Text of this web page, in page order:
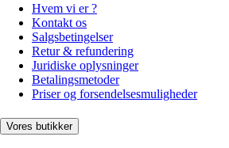
Hvem vi er ?
Kontakt os
Salgsbetingelser
Retur & refundering
Juridiske oplysninger
Betalingsmetoder
Priser og forsendelsesmuligheder
Vores butikker